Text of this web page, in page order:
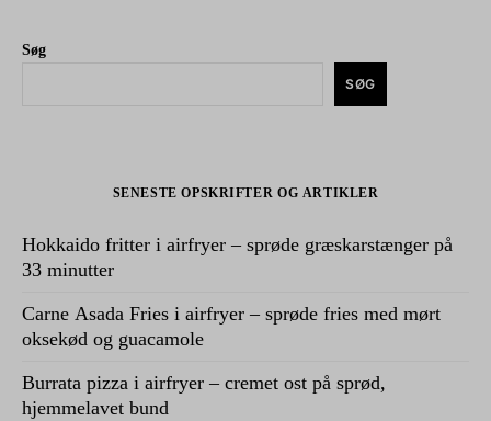
Søg
SØG
SENESTE OPSKRIFTER OG ARTIKLER
Hokkaido fritter i airfryer – sprøde græskarstænger på
33 minutter
Carne Asada Fries i airfryer – sprøde fries med mørt
oksekød og guacamole
Burrata pizza i airfryer – cremet ost på sprød,
hjemmelavet bund